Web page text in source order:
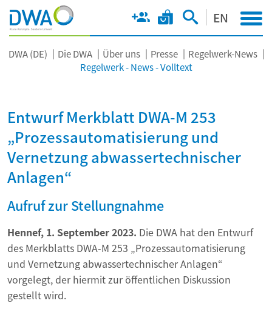
EN
DWA (DE) Die DWA Über uns Presse
Regelwerk-News
Regelwerk - News - Volltext
Entwurf Merkblatt DWA-M 253
„Prozessautomatisierung und
Vernetzung abwassertechnischer
Anlagen“
Aufruf zur Stellungnahme
Hennef, 1. September 2023. Die DWA hat den Entwurf
des Merkblatts DWA-M 253 „Prozessautomatisierung
und Vernetzung abwassertechnischer Anlagen“
vorgelegt, der hiermit zur öffentlichen Diskussion
gestellt wird.